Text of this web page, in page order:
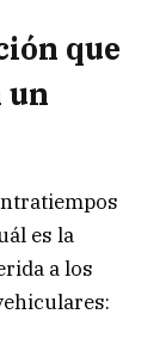
que
un
es la
a los